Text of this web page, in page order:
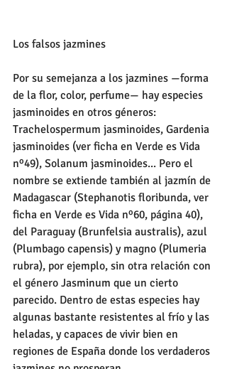
Los falsos jazmines
Por su semejanza a los jazmines —forma
de la flor, color, perfume— hay especies
jasminoides en otros géneros:
Trachelospermum jasminoides, Gardenia
jasminoides (ver ficha en Verde es Vida
nº49), Solanum jasminoides... Pero el
nombre se extiende también al jazmín de
Madagascar (Stephanotis floribunda, ver
ficha en Verde es Vida nº60, página 40),
del Paraguay (Brunfelsia australis), azul
(Plumbago capensis) y magno (Plumeria
rubra), por ejemplo, sin otra relación con
el género Jasminum que un cierto
parecido. Dentro de estas especies hay
algunas bastante resistentes al frío y las
heladas, y capaces de vivir bien en
regiones de España donde los verdaderos